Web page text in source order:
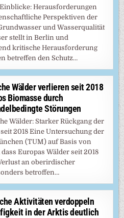
Herausforderungen
Perspektiven der
und Wasserqualität
stellt in Berlin und
kritische Herausforderung
betreffen den Schutz…
Wälder verlieren seit 2018
Biomasse durch
Störungen
Wälder: Starker Rückgang der
2018 Eine Untersuchung der
(TUM) auf Basis von
Europas Wälder seit 2018
an oberirdischer
betroffen…
Aktivitäten verdoppeln
in der Arktis deutlich